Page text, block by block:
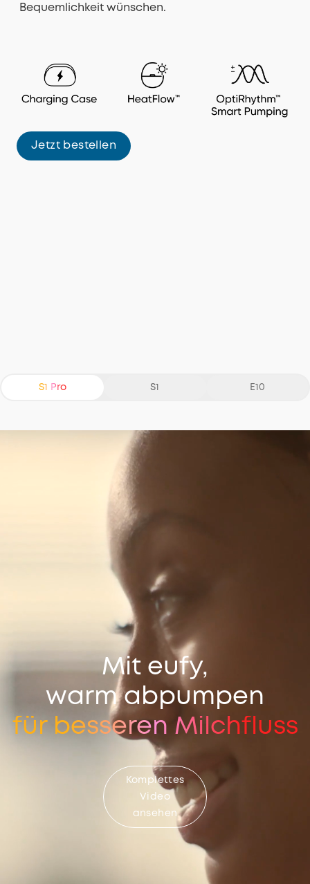
S1 Pro S1 E10
Bequemlichkeit wünschen.
Jetzt bestellen
Mit eufy,
warm abpumpen
für besseren Milchfluss
Komplettes
Video
ansehen